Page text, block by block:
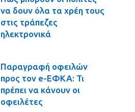
να δουν όλα τα χρέη τους
στις τράπεζες
ηλεκτρονικά
Παραγραφή οφειλών
προς τον e-ΕΦΚΑ: Τι
πρέπει να κάνουν οι
οφειλέτες